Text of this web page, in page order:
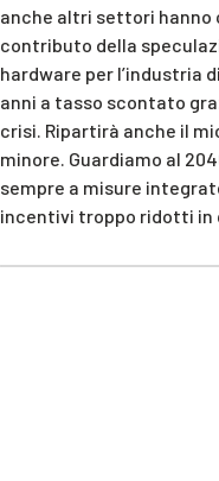
anche altri settori hanno
contributo della
hardware per l’industria
anni a tasso scontato
crisi. Ripartirà anche il
minore. Guardiamo al
sempre a misure
incentivi troppo ridotti in